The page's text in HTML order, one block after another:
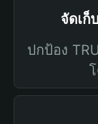
จัดเก็
ปกป้อง